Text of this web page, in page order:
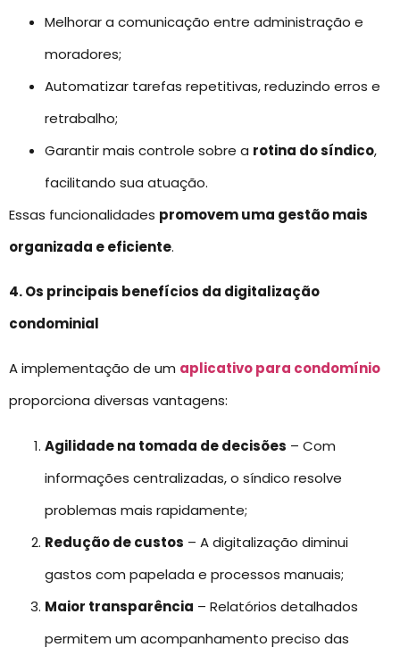
Melhorar a comunicação entre administração e
moradores;
Automatizar tarefas repetitivas, reduzindo erros e
retrabalho;
Garantir mais controle sobre a rotina do síndico,
facilitando sua atuação.
Essas funcionalidades promovem uma gestão mais
organizada e eficiente.
4. Os principais benefícios da digitalização
condominial
A implementação de um aplicativo para condomínio
proporciona diversas vantagens:
Agilidade na tomada de decisões – Com
informações centralizadas, o síndico resolve
problemas mais rapidamente;
Redução de custos – A digitalização diminui
gastos com papelada e processos manuais;
Maior transparência – Relatórios detalhados
permitem um acompanhamento preciso das